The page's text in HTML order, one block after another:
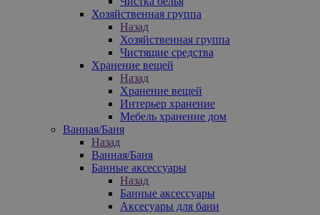
Хозяйственная группа
Назад
Хозяйственная группа
Чистящие средства
Хранение вещей
Назад
Хранение вещей
Интерьер хранение
Мебель хранение дом
Ванная/Баня
Назад
Ванная/Баня
Банные аксессуары
Назад
Банные аксессуары
Аксесуары для бани